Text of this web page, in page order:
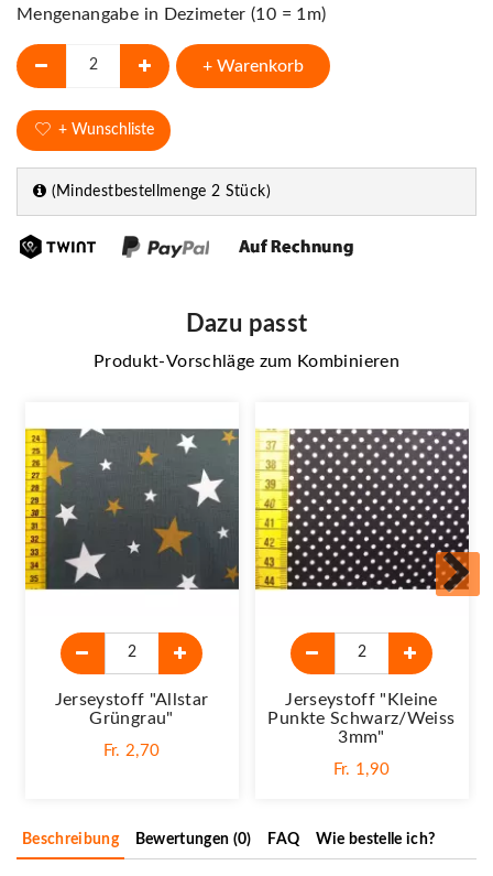
Mengenangabe in Dezimeter (10 = 1m)
+ Warenkorb
+ Wunschliste
(Mindestbestellmenge 2 Stück)
Dazu passt
Produkt-Vorschläge zum Kombinieren
Jerseystoff "Allstar
Grüngrau"
Fr. 2,70
Jerseystoff "Kleine
Punkte Schwarz/weiss
3mm"
Fr. 1,90
Beschreibung Bewertungen (0) FAQ Wie bestelle ich?